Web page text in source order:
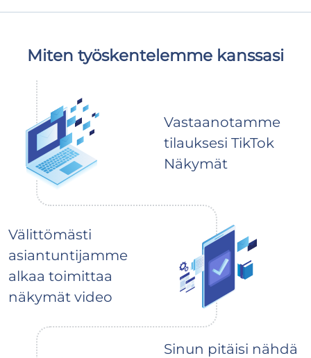
Miten työskentelemme kanssasi
Vastaanotamme
tilauksesi TikTok
Näkymät
Välittömästi
asiantuntijamme
alkaa toimittaa
näkymät video
Sinun pitäisi nähdä